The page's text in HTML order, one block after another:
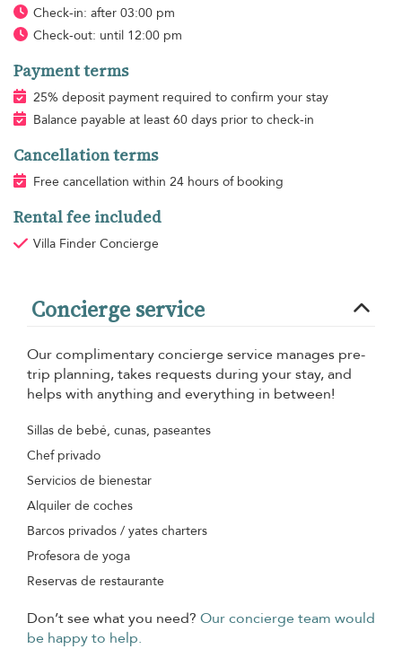
Check-in: after 03:00 pm
Check-out: until 12:00 pm
Payment terms
25% deposit payment required to confirm your stay
Balance payable at least 60 days prior to check-in
Cancellation terms
Free cancellation within 24 hours of booking
Rental fee included
Villa Finder Concierge
Concierge service
Our complimentary concierge service manages pre-
trip planning, takes requests during your stay, and
helps with anything and everything in between!
Sillas de bebé, cunas, paseantes
Chef privado
Servicios de bienestar
Alquiler de coches
Barcos privados / yates charters
Profesora de yoga
Reservas de restaurante
Don’t see what you need? Our concierge team would
be happy to help.